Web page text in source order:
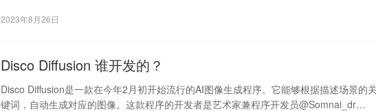
2023年8月26日
Disco Diffusion 谁开发的？
Disco Diffusion是一款在今年2月初开始流行的AI图像生成程序。它能够根据描述场景的
键词，自动生成对应的图像。这款程序的开发者是艺术家兼程序开发员@Somnai_dr…